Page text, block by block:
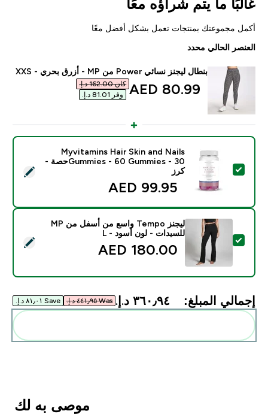
غالبًا ما يتم شراؤه معًا
أكمل مجموعتك بمنتجات تعمل بشكل أفضل معًا
العنصر الحالي محدد
بنطال ليجنز نسائي Power من MP - أزرق بحري - XXS
discounted price
80.99 AED‎
كان ‏162.00 د.إ.‏‎
وفر ‏81.01 د.إ.‏‎
تحديد هذا المنتج - Myvitamins Hair Skin and Nails Gummies - 60 Gummies - 30حصة - كرز
Myvitamins Hair Skin and Nails
Gummies - 60 Gummies - 30حصة -
كرز
99.95 AED‎
تحديد هذا المنتج - ليجنز Tempo واسع من أسفل من MP للسيدات - لون أسود - L
ليجنز Tempo واسع من أسفل من MP
للسيدات - لون أسود - L
180.00 AED‎
إجمالي المبلغ: ٣٦٠٫٩٤ د.إ.‏‎ Was ٤٤١٫٩٥ د.إ.‏‎ Save ٨١٫٠١ د.إ.‏‎
موصى به لك